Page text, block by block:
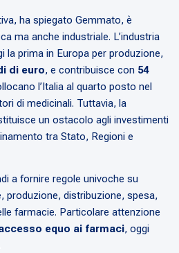
ha spiegato Gemmato, è
ma anche industriale. L’industria
la prima in Europa per produzione,
di euro, e contribuisce con 54
l’Italia al quarto posto nel
di medicinali. Tuttavia, la
un ostacolo agli investimenti
tra Stato, Regioni e
a fornire regole univoche su
produzione, distribuzione, spesa,
farmacie. Particolare attenzione
equo ai farmaci, oggi